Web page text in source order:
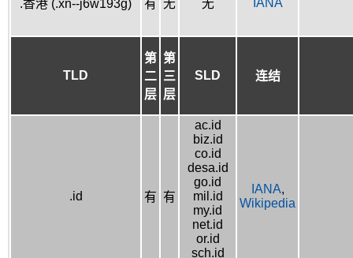
.香港 (.xn--j6w193g) 有 无 无 IANA
TLD
第
二
层
第
三
层
SLD 连结
.id 有 有
ac.id
biz.id
co.id
desa.id
go.id
mil.id
my.id
net.id
or.id
sch.id
IANA,
Wikipedia